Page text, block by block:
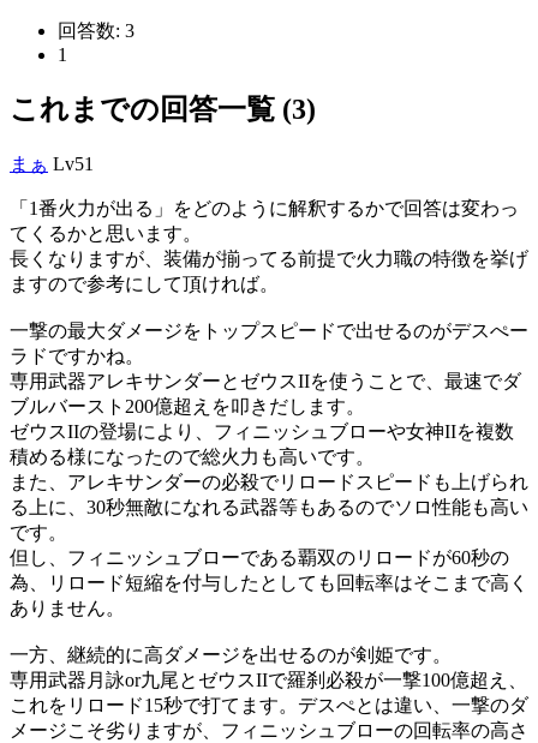
回答数: 3
1
これまでの回答一覧 (3)
まぁ Lv51
「1番火力が出る」をどのように解釈するかで回答は変わっ
てくるかと思います。
長くなりますが、装備が揃ってる前提で火力職の特徴を挙げ
ますので参考にして頂ければ。
一撃の最大ダメージをトップスピードで出せるのがデスぺー
ラドですかね。
専用武器アレキサンダーとゼウスIIを使うことで、最速でダ
ブルバースト200億超えを叩きだします。
ゼウスIIの登場により、フィニッシュブローや女神IIを複数
積める様になったので総火力も高いです。
また、アレキサンダーの必殺でリロードスピードも上げられ
る上に、30秒無敵になれる武器等もあるのでソロ性能も高い
です。
但し、フィニッシュブローである覇双のリロードが60秒の
為、リロード短縮を付与したとしても回転率はそこまで高く
ありません。
一方、継続的に高ダメージを出せるのが剣姫です。
専用武器月詠or九尾とゼウスIIで羅刹必殺が一撃100億超え、
これをリロード15秒で打てます。デスぺとは違い、一撃のダ
メージこそ劣りますが、フィニッシュブローの回転率の高さ